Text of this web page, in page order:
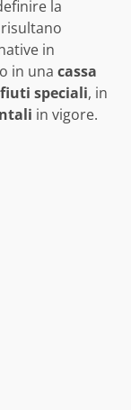
la
in
in una cassa
speciali, in
in vigore.